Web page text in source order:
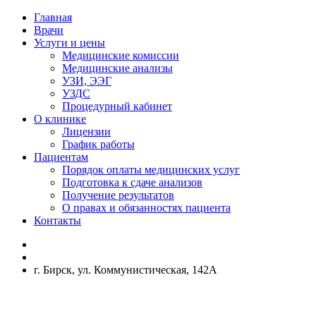
Главная
Врачи
Услуги и цены
Медицинские комиссии
Медицинские анализы
УЗИ, ЭЭГ
УЗДС
Процедурный кабинет
О клинике
Лицензии
График работы
Пациентам
Порядок оплаты медицинских услуг
Подготовка к сдаче анализов
Получение результатов
О правах и обязанностях пациента
Контакты
г. Бирск, ул. Коммунистическая, 142А